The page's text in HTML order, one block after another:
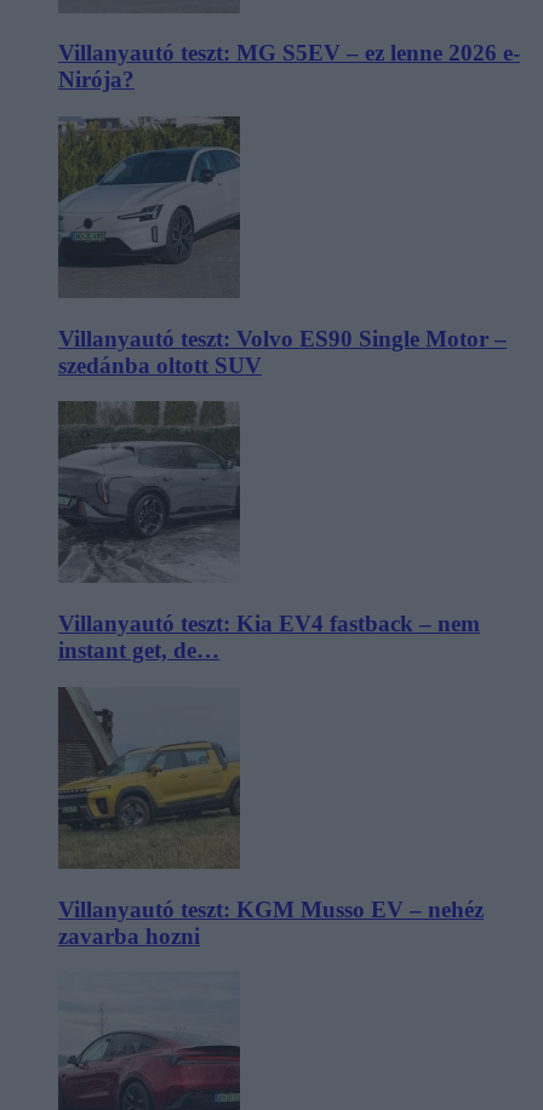
Villanyautó teszt: MG S5EV – ez lenne 2026 e-
Nirója?
Villanyautó teszt: Volvo ES90 Single Motor –
szedánba oltott SUV
Villanyautó teszt: Kia EV4 fastback – nem
instant get, de…
Villanyautó teszt: KGM Musso EV – nehéz
zavarba hozni